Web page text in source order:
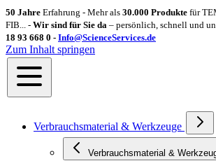
50 Jahre Erfahrung - Mehr als 30.000 Produkte für
FIB... - Wir sind für Sie da – persönlich, schnell und
18 93 668 0 - Info@ScienceServices.de
Zum Inhalt springen
Verbrauchsmaterial & Werkzeuge
Verbrauchsmaterial &